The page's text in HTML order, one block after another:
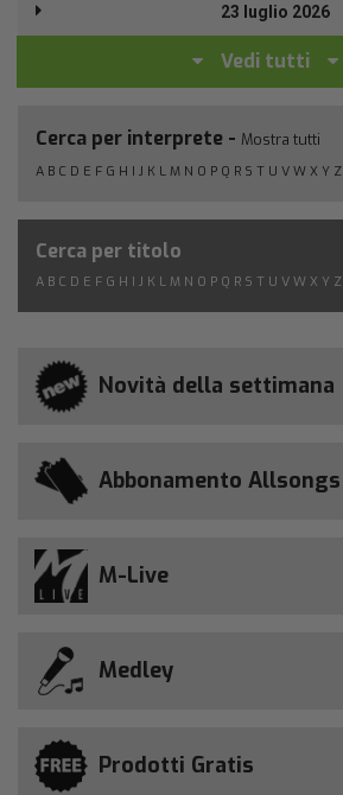
23 luglio 2026
Vedi tutti
Cerca per interprete - Mostra tutti
A B C D E F G H I J K L M N O P Q R S T U V W X Y Z
Cerca per titolo
A B C D E F G H I J K L M N O P Q R S T U V W X Y Z
Novità della settimana
Abbonamento Allsongs
M-Live
Medley
Prodotti Gratis